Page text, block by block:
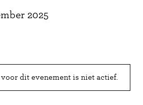
2025
dit evenement is niet actief.